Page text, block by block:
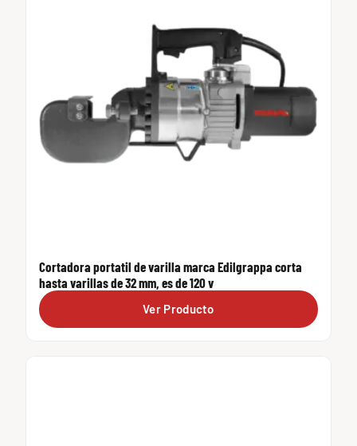
Cortadora portatil de varilla marca Edilgrappa corta
hasta varillas de 32 mm, es de 120 v
Ver Producto